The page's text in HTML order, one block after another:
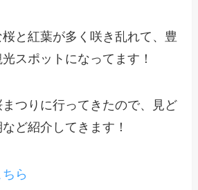
と紅葉が多く咲き乱れて、豊
スポットになってます！
つりに行ってきたので、見ど
ど紹介してきます！
ら